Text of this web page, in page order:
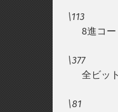
\113
8進コ
\377
全ビッ
\81